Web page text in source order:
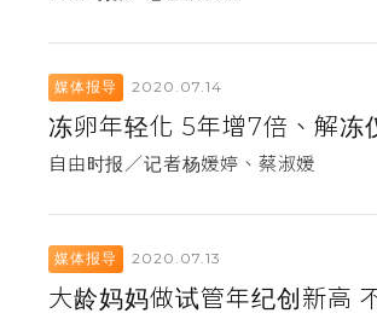
媒体报导 2020.07.14
冻卵年轻化 5年增7倍、解冻
自由时报／记者杨媛婷、蔡淑媛
媒体报导 2020.07.13
大龄妈妈做试管年纪创新高